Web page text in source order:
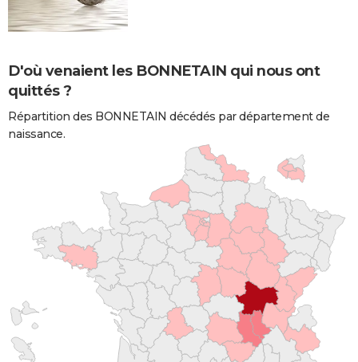
D'où venaient les BONNETAIN qui nous ont
quittés ?
Répartition des BONNETAIN décédés par département de
naissance.